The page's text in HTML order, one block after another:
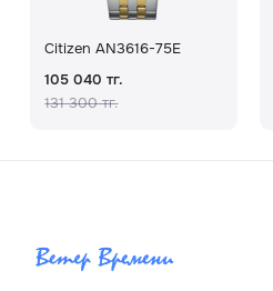
Citizen AN3616-75E
105 040 тг.
131 300 тг.